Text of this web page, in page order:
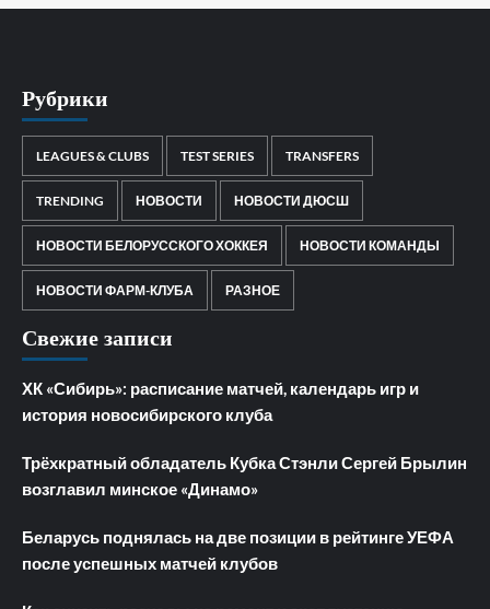
Рубрики
LEAGUES & CLUBS TEST SERIES TRANSFERS
TRENDING НОВОСТИ НОВОСТИ ДЮСШ
НОВОСТИ БЕЛОРУССКОГО ХОККЕЯ НОВОСТИ КОМАНДЫ
НОВОСТИ ФАРМ-КЛУБА РАЗНОЕ
Свежие записи
ХК «Сибирь»: расписание матчей, календарь игр и
история новосибирского клуба
Трёхкратный обладатель Кубка Стэнли Сергей Брылин
возглавил минское «Динамо»
Беларусь поднялась на две позиции в рейтинге УЕФА
после успешных матчей клубов